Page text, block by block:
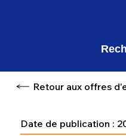
Retour aux offres
Date de publication :